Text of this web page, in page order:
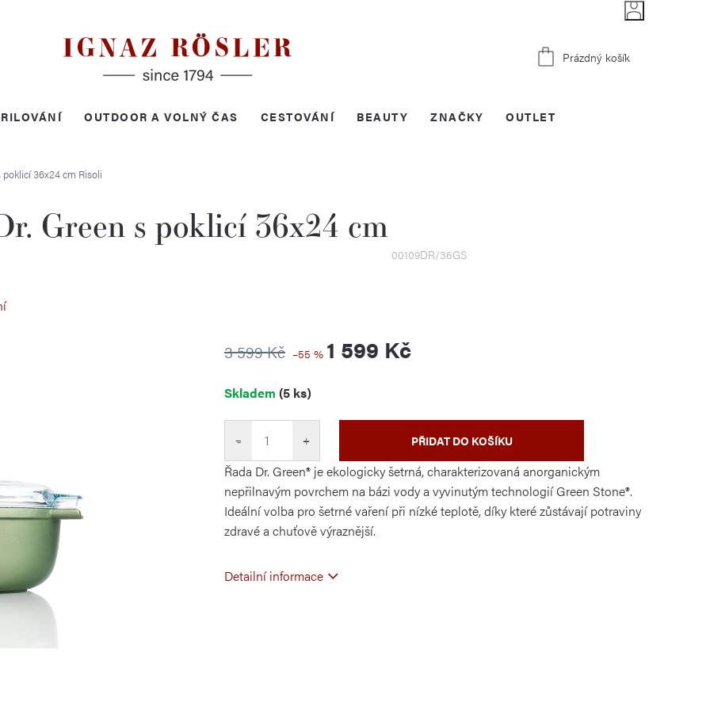
Nákupní
Prázdný košík
OUTDOOR A VOLNÝ ČAS CESTOVÁNÍ BEAUTY OUTLET
ZNAČKY
poklicí 36x24 cm Risoli
Green s poklicí 36x24 cm
00109DR/36GS
3 599 Kč –55 % 1 599 Kč
cena:
Skladem (5 ks)
+
− PŘIDAT DO KOŠÍKU
Řada Dr. Green® je ekologicky šetrná, charakterizovaná anorganickým
nepřilnavým povrchem na bázi vody a vyvinutým technologií Green Stone®.
Ideální volba pro šetrné vaření při nízké teplotě, díky které zůstávají potraviny
zdravé a chuťově výraznější.
Detailní informace